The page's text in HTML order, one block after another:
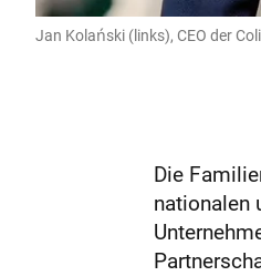
Jan Kolański (links), CEO der
Die
nationalen